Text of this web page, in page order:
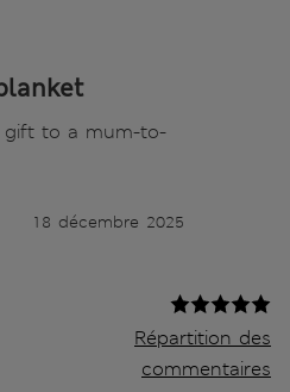
gift to a mum-to-
18 décembre 2025
Répartition des
commentaires